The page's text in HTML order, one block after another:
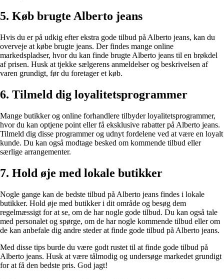
5. Køb brugte Alberto jeans
Hvis du er på udkig efter ekstra gode tilbud på Alberto jeans, kan du
overveje at købe brugte jeans. Der findes mange online
markedspladser, hvor du kan finde brugte Alberto jeans til en brøkdel
af prisen. Husk at tjekke sælgerens anmeldelser og beskrivelsen af
varen grundigt, før du foretager et køb.
6. Tilmeld dig loyalitetsprogrammer
Mange butikker og online forhandlere tilbyder loyalitetsprogrammer,
hvor du kan optjene point eller få eksklusive rabatter på Alberto jeans.
Tilmeld dig disse programmer og udnyt fordelene ved at være en loyalt
kunde. Du kan også modtage besked om kommende tilbud eller
særlige arrangementer.
7. Hold øje med lokale butikker
Nogle gange kan de bedste tilbud på Alberto jeans findes i lokale
butikker. Hold øje med butikker i dit område og besøg dem
regelmæssigt for at se, om de har nogle gode tilbud. Du kan også tale
med personalet og spørge, om de har nogle kommende tilbud eller om
de kan anbefale dig andre steder at finde gode tilbud på Alberto jeans.
Med disse tips burde du være godt rustet til at finde gode tilbud på
Alberto jeans. Husk at være tålmodig og undersøge markedet grundigt
for at få den bedste pris. God jagt!